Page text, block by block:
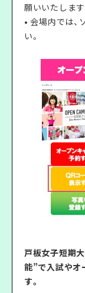
願いいたします
• 会場内では
い。
戸板女子短期
能”で入試やオ
す。